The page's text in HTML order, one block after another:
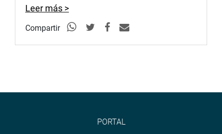
Leer más >
Compartir
PORTAL